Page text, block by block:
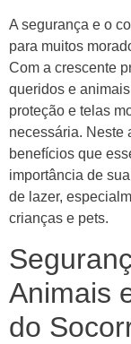
A segurança e o
para muitos
Com a crescente
queridos e
proteção e telas
necessária. Neste
benefícios que
importância de
de lazer,
crianças e pets.
Animais
do